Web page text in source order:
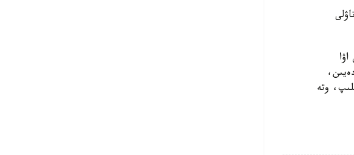
35- 39 گرادۋسقا دەيىن،
دەيىن كوتەرىلىپ، وتە